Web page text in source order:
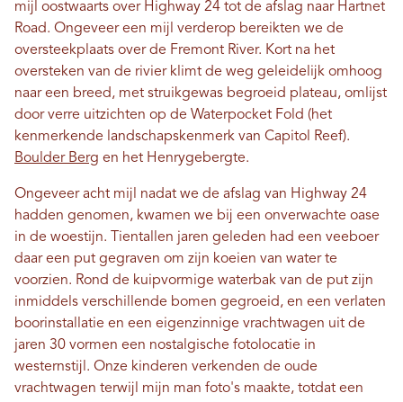
mijl oostwaarts over Highway 24 tot de afslag naar Hartnet
Road. Ongeveer een mijl verderop bereikten we de
oversteekplaats over de Fremont River. Kort na het
oversteken van de rivier klimt de weg geleidelijk omhoog
naar een breed, met struikgewas begroeid plateau, omlijst
door verre uitzichten op de Waterpocket Fold (het
kenmerkende landschapskenmerk van Capitol Reef).
Boulder Berg en het Henrygebergte.
Ongeveer acht mijl nadat we de afslag van Highway 24
hadden genomen, kwamen we bij een onverwachte oase
in de woestijn. Tientallen jaren geleden had een veeboer
daar een put gegraven om zijn koeien van water te
voorzien. Rond de kuipvormige waterbak van de put zijn
inmiddels verschillende bomen gegroeid, en een verlaten
boorinstallatie en een eigenzinnige vrachtwagen uit de
jaren 30 vormen een nostalgische fotolocatie in
westernstijl. Onze kinderen verkenden de oude
vrachtwagen terwijl mijn man foto's maakte, totdat een